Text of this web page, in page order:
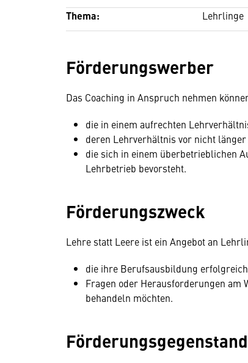
Thema: Lehrlinge
Förderungswerber
Das Coaching in Anspruch nehmen
die in einem aufrechten
deren Lehrverhältnis vor nicht länger
die sich in einem überbetrieblichen
Lehrbetrieb bevorsteht.
Förderungszweck
Lehre statt Leere ist ein Angebot an
die ihre Berufsausbildung
Fragen oder Herausforderungen am
behandeln möchten.
Förderungsgegenstand